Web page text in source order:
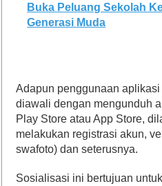
Buka Peluang Sekolah
Generasi Muda
Adapun penggunaan
diawali dengan mengunduh
Play Store atau App Store,
melakukan registrasi akun,
swafoto) dan seterusnya.
Sosialisasi ini bertujuan